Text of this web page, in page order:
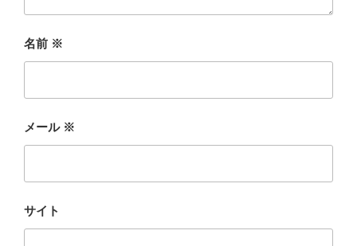
名前 ※
メール ※
サイト